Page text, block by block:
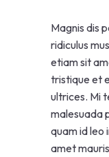
Magnis dis
ridiculus
etiam sit
tristique et
ultrices. Mi
malesuada
quam id leo
amet